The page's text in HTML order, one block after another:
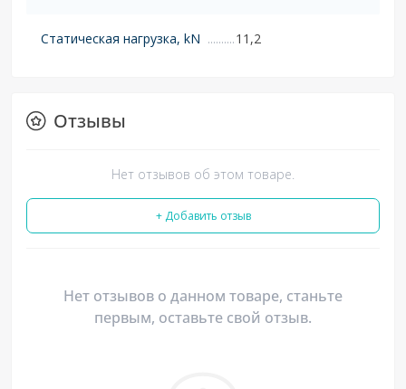
Статическая нагрузка, kN 11,2
Отзывы
Нет отзывов об этом товаре.
+ Добавить отзыв
Нет отзывов о данном товаре, станьте
первым, оставьте свой отзыв.